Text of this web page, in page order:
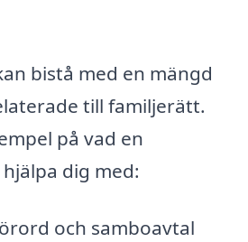
bistå med en mängd
till familjerätt.
på vad en
dig med:
och samboavtal